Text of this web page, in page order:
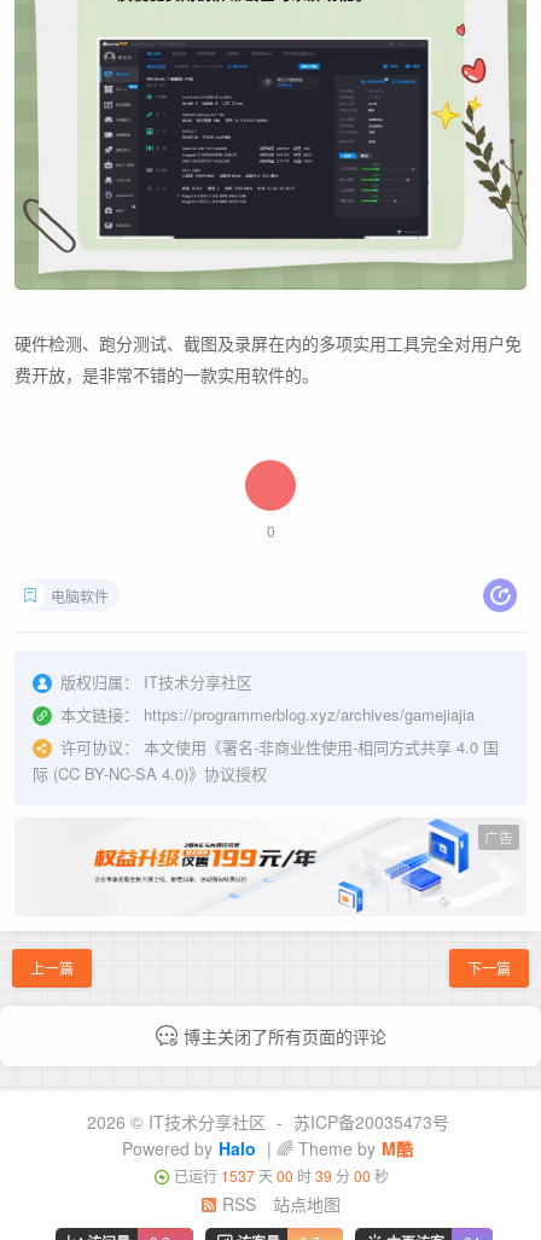
硬件检测、跑分测试、截图及录屏在内的多项实用工具完全对用户免
费开放，是非常不错的一款实用软件的。
0
电脑软件
版权归属：
IT技术分享社区
本文链接：
https://programmerblog.xyz/archives/gamejiajia
许可协议：
本文使用《署名-非商业性使用-相同方式共享 4.0 国
际 (CC BY-NC-SA 4.0)》协议授权
广告
上一篇 下一篇
博主关闭了所有页面的评论
2026 © IT技术分享社区 - 苏ICP备20035473号
Powered by Halo | 🌈 Theme by M酷
已运行 1537天00 时39 分 01 秒
RSS 站点地图